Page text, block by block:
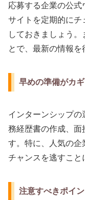
応募する企業の公式
サイトを定期的にチ
しておきましょう
とで、最新の情報を
早めの準備がカギ
インターンシップ
務経歴書の作成、面
す。特に、人気の企
チャンスを逃すこと
注意すべきポイン